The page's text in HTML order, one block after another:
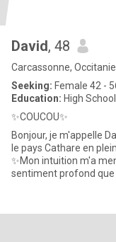
David, 48
Carcassonne,
Seeking: Female 42 -
Education: High School
✨COUCOU✨
Bonjour, je m'appelle
le pays Cathare en pleine nature
✨Mon intuition m'a
sentiment profond